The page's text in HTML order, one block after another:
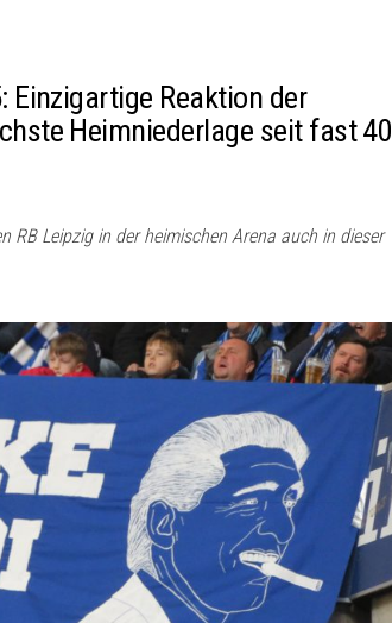
Einzigartige Reaktion der
Heimniederlage seit fast 40
RB Leipzig in der heimischen Arena auch in dieser